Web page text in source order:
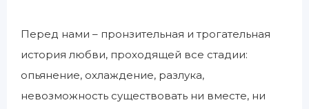
Перед нами – пронзительная и трогательная
история любви, проходящей все стадии:
опьянение, охлаждение, разлука,
невозможность существовать ни вместе, ни